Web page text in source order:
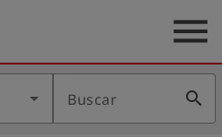
menu
Buscar search